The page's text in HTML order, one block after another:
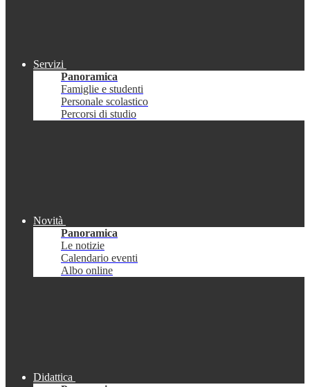
Servizi
Panoramica
Famiglie e studenti
Personale scolastico
Percorsi di studio
Novità
Panoramica
Le notizie
Calendario eventi
Albo online
Didattica